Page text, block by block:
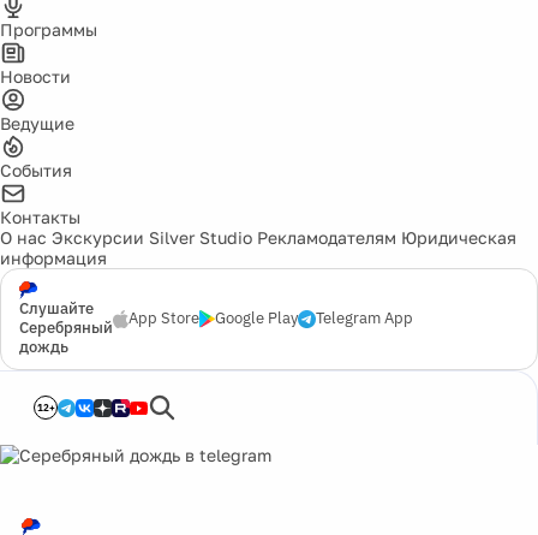
Программы
Новости
Ведущие
События
Контакты
О нас Экскурсии Silver Studio Рекламодателям Юридическая
информация
Слушайте
Серебряный
дождь
App Store Google Play Telegram App
12+